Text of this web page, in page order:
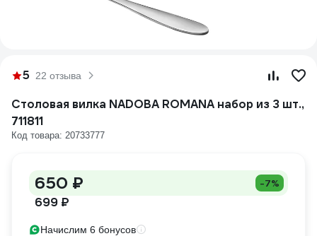
5 22 отзыва
Столовая вилка NADOBA ROMANA набор из 3 шт.,
711811
Код товара: 20733777
650 ₽ -7%
699 ₽
Начислим 6 бонусов